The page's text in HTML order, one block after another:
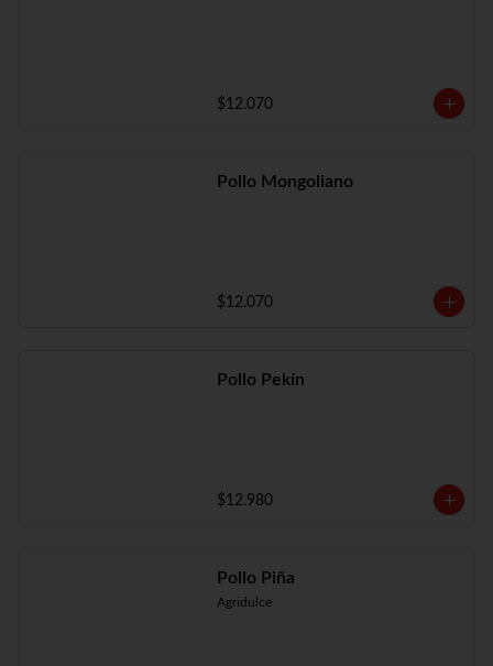
$12.070
Pollo Mongoliano
$12.070
Pollo Pekín
$12.980
Pollo Piña
Agridulce